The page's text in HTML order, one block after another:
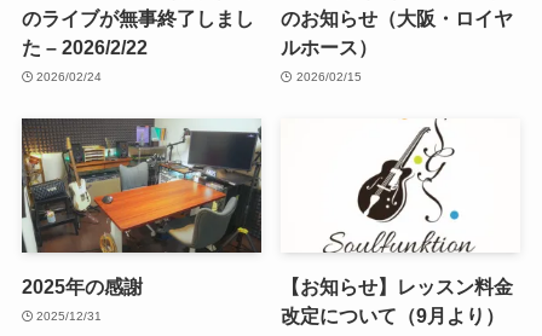
のライブが無事終了しまし
た – 2026/2/22
2026/02/24
のお知らせ（大阪・ロイヤ
ルホース）
2026/02/15
2025年の感謝
2025/12/31
【お知らせ】レッスン料金
改定について（9月より）